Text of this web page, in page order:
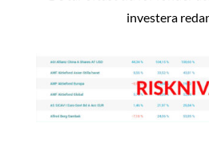
investera